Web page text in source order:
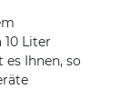
10 Liter
Ihnen, so